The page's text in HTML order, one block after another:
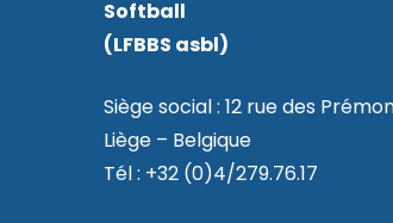
Softball
(LFBBS asbl)
Siège social : 12 rue des
Liège – Belgique
Tél : +32 (0)4/279.76.17